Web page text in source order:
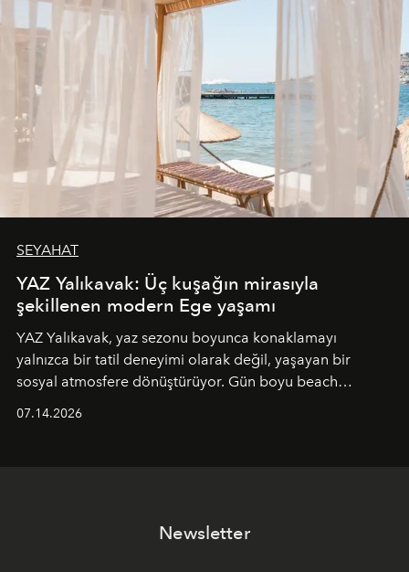
SEYAHAT
YAZ Yalıkavak: Üç kuşağın mirasıyla
şekillenen modern Ege yaşamı
YAZ Yalıkavak, yaz sezonu boyunca konaklamayı
yalnızca bir tatil deneyimi olarak değil, yaşayan bir
sosyal atmosfere dönüştürüyor. Gün boyu beach
geceye taşıyarak her hafta farklı bir deneyim sunuyor.
07.14.2026
Newsletter